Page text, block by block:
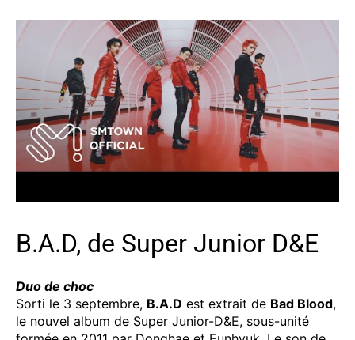
B.A.D, de Super Junior D&E
Duo de choc
Sorti le 3 septembre, B.A.D est extrait de Bad Blood,
le nouvel album de Super Junior-D&E, sous-unité